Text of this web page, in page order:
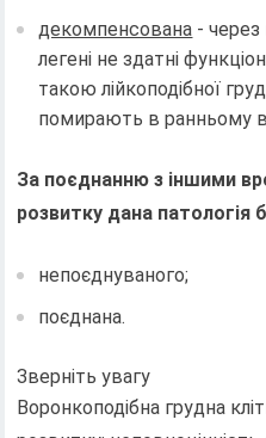
декомпенсована - через
легені не здатні
такою лійкоподібної
помирають в ранньому
За поєднанню з іншими
розвитку дана патологія
непоєднуваного;
поєднана.
Зверніть увагу
Воронкоподібна грудна